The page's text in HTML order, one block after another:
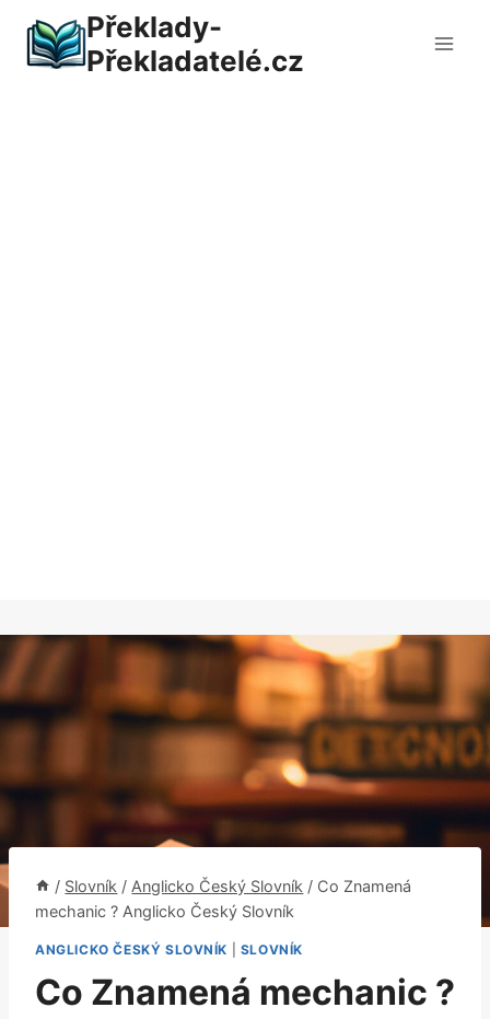
obsah
Překlady-
Překladatelé.cz
/ Slovník / Anglicko Český Slovník / Co Znamená
mechanic ? Anglicko Český Slovník
ANGLICKO ČESKÝ SLOVNÍK SLOVNÍK
Co Znamená mechanic ?